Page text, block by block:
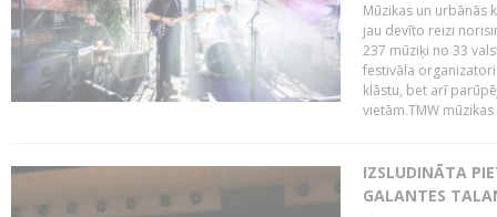
Mūzikas un urbānās
jau devīto reizi
237 mūziķi no 33
festivāla
klāstu, bet arī
vietām.TMW
IZSLUDINĀTA
GALANTES